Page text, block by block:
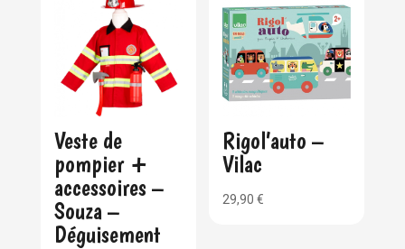
Veste de
pompier +
accessoires –
Souza –
Déguisement
Rigol’auto –
Vilac
29,90€